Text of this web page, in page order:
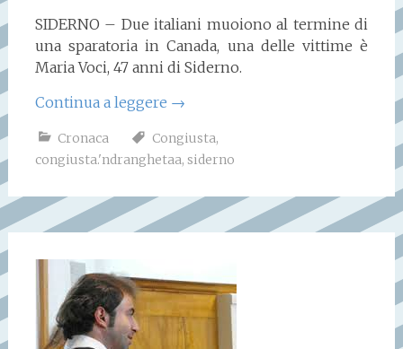
SIDERNO – Due italiani muoiono al termine di
una sparatoria in Canada, una delle vittime è
Maria Voci, 47 anni di Siderno.
Continua a leggere →
Cronaca Congiusta,
congiusta.'ndranghetaa, siderno